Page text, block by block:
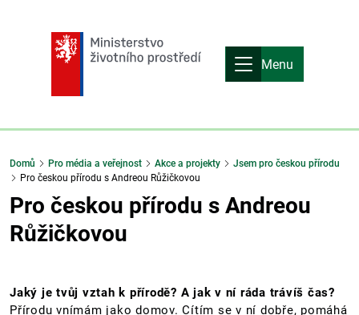
Menu
Domů Pro média a veřejnost Akce a projekty
Jsem pro českou přírodu
Pro českou přírodu s Andreou Růžičkovou
Pro českou přírodu s Andreou
Růžičkovou
Jaký je tvůj vztah k přírodě? A jak v ní ráda trávíš čas?
Přírodu vnímám jako domov. Cítím se v ní dobře, pomáhá